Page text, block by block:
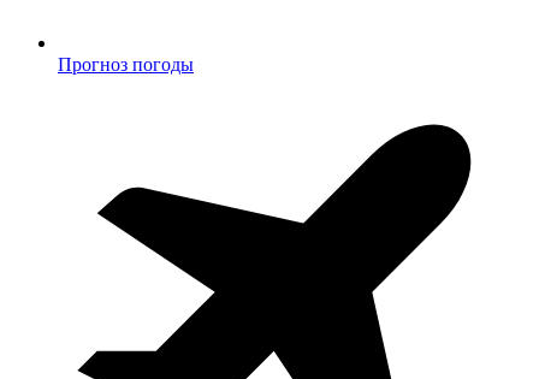
Прогноз погоды